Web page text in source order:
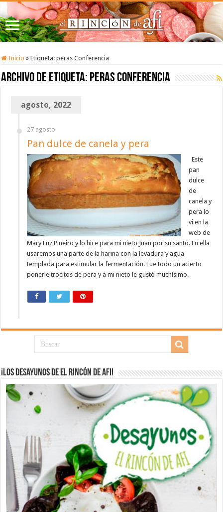
Inicio » Etiqueta:peras Conferencia
Archivo de etiqueta: peras Conferencia
agosto, 2022
27 agosto
Pan dulce de canela y pera
Este
pan
dulce
de
canela y
pera lo
vi en la
web de
Mary Luz Piñeiro y lo hice para mi nieto Juan por su santo. En ella
usaremos una parte de la harina con la levadura y agua
templada para estimular la fermentación. Fue todo un acierto
ponerle trocitos de pera y a mi nieto le gustó muchísimo.
¡Los desayunos de El Rincón de Afi!